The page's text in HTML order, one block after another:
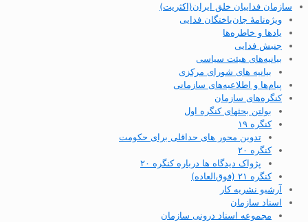
سازمان فداییان خلق ایران(اکثریت)
ویژه‌نامهٔ جان‌باختگان فدایی
یادها و خاطره‌ها
جنبش فدایی
بیانیه‌های هیئت سیاسی
بیانیه های شورای مرکزی
پیام‌ها و اطلاعیه‌های سازمانی
کنگره‌های سازمان
بولتن بحثهای کنگره اول
کنگره ۱۹
تدوین محور های حداقلی برای حکومت
کنگره ۲۰
پژواک دیدگاه ها درباره کنگره ۲۰
کنگره ۲۱ (فوق‌العاده)
آرشیو نشریه کار
اسناد سازمان
مجموعه اسناد درونی سازمان